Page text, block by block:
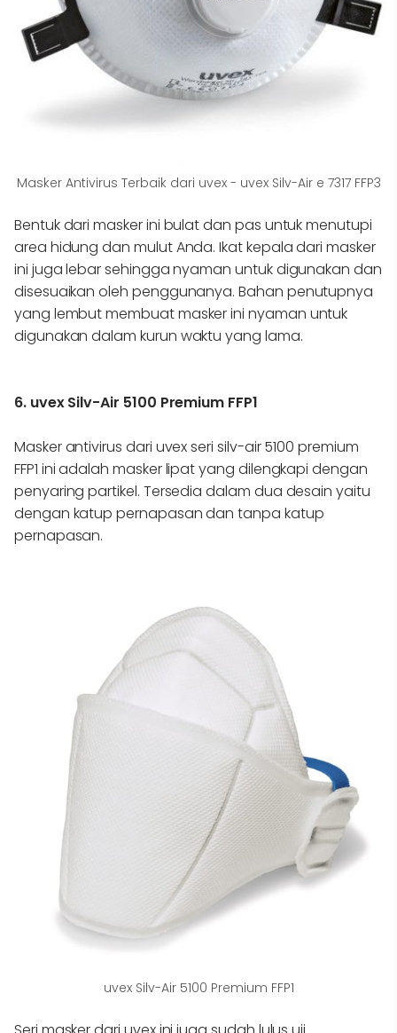
Masker Antivirus Terbaik dari uvex - uvex Silv-Air e 7317 FFP3
Bentuk dari masker ini bulat dan pas untuk menutupi
area hidung dan mulut Anda. Ikat kepala dari masker
ini juga lebar sehingga nyaman untuk digunakan dan
disesuaikan oleh penggunanya. Bahan penutupnya
yang lembut membuat masker ini nyaman untuk
digunakan dalam kurun waktu yang lama.
6. uvex Silv-Air 5100 Premium FFP1
Masker antivirus dari uvex seri silv-air 5100 premium
FFP1 ini adalah masker lipat yang dilengkapi dengan
penyaring partikel. Tersedia dalam dua desain yaitu
dengan katup pernapasan dan tanpa katup
pernapasan.
uvex Silv-Air 5100 Premium FFP1